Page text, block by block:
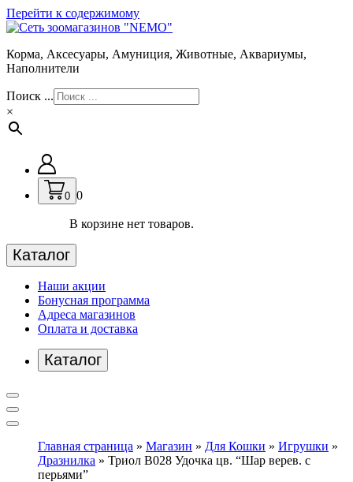
Перейти к содержимому
Корма, Аксесуары, Амуниция, Животные, Аквариумы,
Наполнители
Поиск ...
×
0 0
В корзине нет товаров.
Каталог
Наши акции
Бонусная программа
Адреса магазинов
Оплата и доставка
Каталог
Главная страница » Магазин » Для Кошки » Игрушки »
Дразнилка » Триол В028 Удочка цв. “Шар верев. с
перьями”